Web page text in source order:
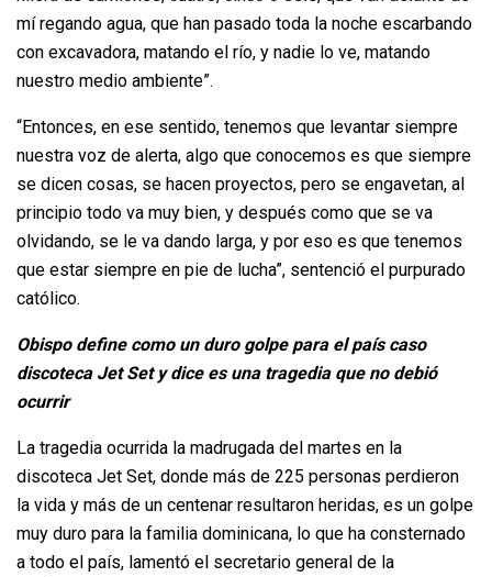
mí regando agua, que han pasado toda la noche escarbando
con excavadora, matando el río, y nadie lo ve, matando
nuestro medio ambiente”.
“Entonces, en ese sentido, tenemos que levantar siempre
nuestra voz de alerta, algo que conocemos es que siempre
se dicen cosas, se hacen proyectos, pero se engavetan, al
principio todo va muy bien, y después como que se va
olvidando, se le va dando larga, y por eso es que tenemos
que estar siempre en pie de lucha”, sentenció el purpurado
católico.
Obispo define como un duro golpe para el país caso
discoteca Jet Set y dice es una tragedia que no debió
ocurrir
La tragedia ocurrida la madrugada del martes en la
discoteca Jet Set, donde más de 225 personas perdieron
la vida y más de un centenar resultaron heridas, es un golpe
muy duro para la familia dominicana, lo que ha consternado
a todo el país, lamentó el secretario general de la